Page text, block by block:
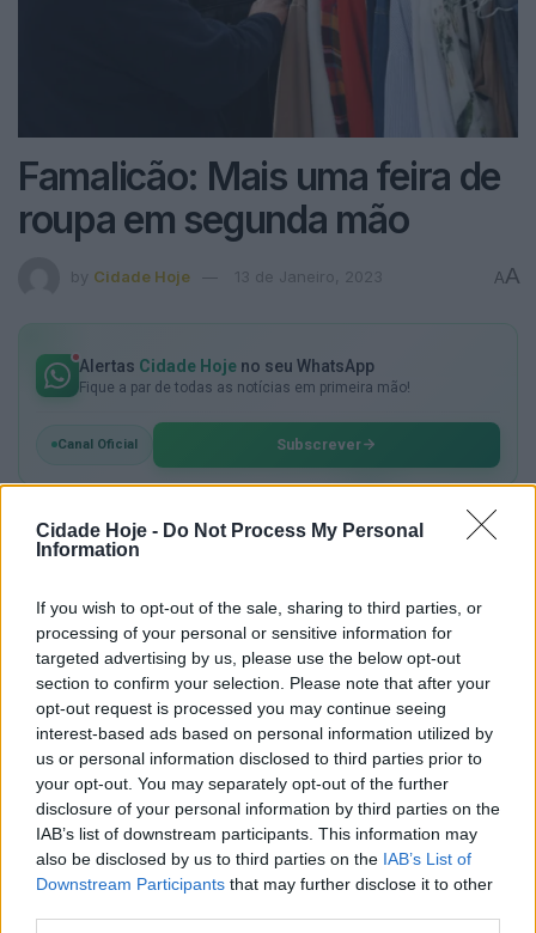
Cidade Hoje - Do Not Process My Personal
Information
If you wish to opt-out of the sale, sharing to third parties, or
processing of your personal or sensitive information for
targeted advertising by us, please use the below opt-out
section to confirm your selection. Please note that after your
opt-out request is processed you may continue seeing
interest-based ads based on personal information utilized by
us or personal information disclosed to third parties prior to
your opt-out. You may separately opt-out of the further
disclosure of your personal information by third parties on the
IAB’s list of downstream participants. This information may
also be disclosed by us to third parties on the IAB’s List of
Downstream Participants that may further disclose it to other
Famalicão: Mais uma feira de
roupa em segunda mão
by Cidade Hoje 13 de Janeiro, 2023 AA
Alertas Cidade Hoje no seu WhatsApp
Fique a par de todas as notícias em primeira mão!
Canal Oficial Subscrever
A Praça-Mercado de Famalicão é, este sábado, palco
para mais um Out of the closet, uma feira de roupa,
artigos e acessórios de vestuário em segunda mão.
Este mercado, para além de ser uma oportunidade
para adquirir peças de qualidade a baixo preço é,
ainda, uma forma de estimular e promover a